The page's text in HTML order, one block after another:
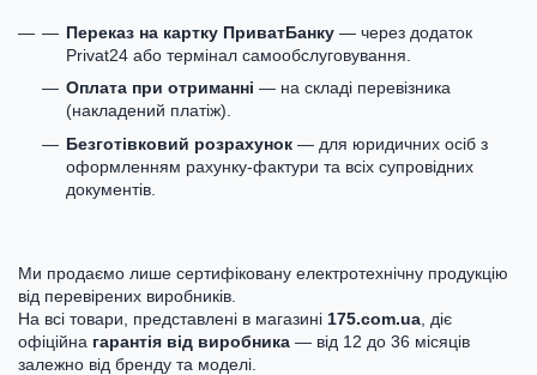
Переказ на картку ПриватБанку — через додаток
Privat24 або термінал самообслуговування.
Оплата при отриманні — на складі перевізника
(накладений платіж).
Безготівковий розрахунок — для юридичних осіб з
оформленням рахунку-фактури та всіх супровідних
документів.
Ми продаємо лише сертифіковану електротехнічну продукцію
від перевірених виробників.
На всі товари, представлені в магазині 175.com.ua , діє
офіційна гарантія від виробника — від 12 до 36 місяців
залежно від бренду та моделі.